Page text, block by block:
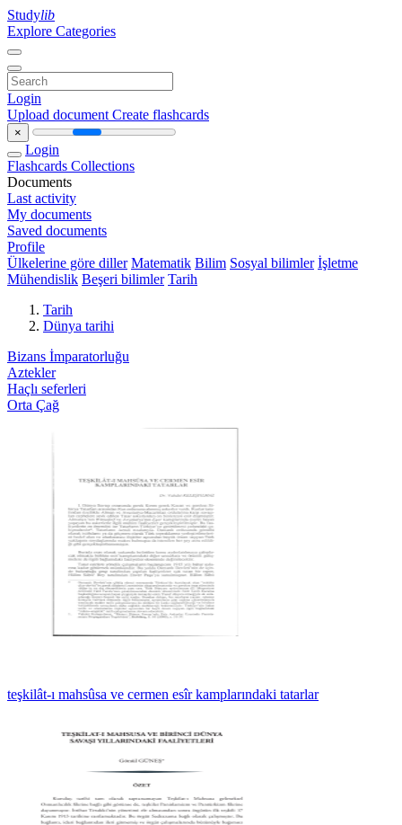
Studylib
Explore Categories
Login
Upload document Create flashcards
×
Login
Flashcards Collections
Documents
Last activity
My documents
Saved documents
Profile
Ülkelerine göre diller Matematik Bilim Sosyal bilimler İşletme
Mühendislik Beşeri bilimler Tarih
Tarih
Dünya tarihi
Bizans İmparatorluğu
Aztekler
Haçlı seferleri
Orta Çağ
teşkilât-ı mahsûsa ve cermen esîr kamplarındaki tatarlar